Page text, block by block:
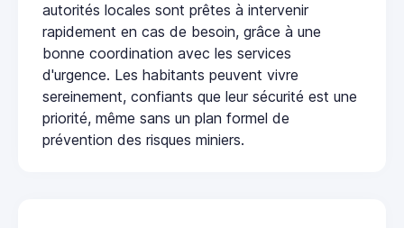
autorités locales sont prêtes à intervenir
rapidement en cas de besoin, grâce à une
bonne coordination avec les services
d'urgence. Les habitants peuvent vivre
sereinement, confiants que leur sécurité est une
priorité, même sans un plan formel de
prévention des risques miniers.